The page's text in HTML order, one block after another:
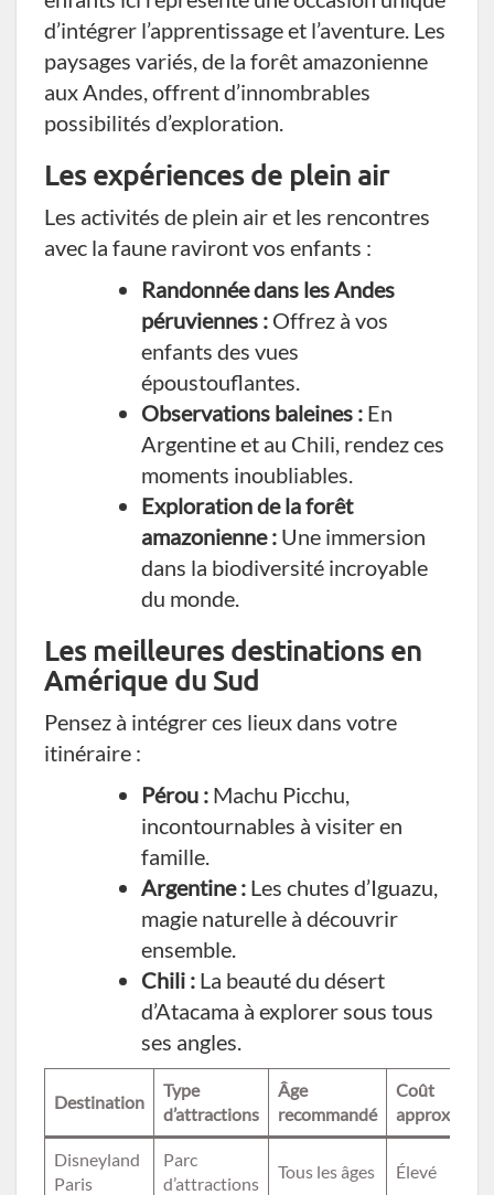
d’intégrer l’apprentissage et l’aventure. Les
paysages variés, de la forêt amazonienne
aux Andes, offrent d’innombrables
possibilités d’exploration.
Les expériences de plein air
Les activités de plein air et les rencontres
avec la faune raviront vos enfants :
Randonnée dans les Andes
péruviennes : Offrez à vos
enfants des vues
époustouflantes.
Observations baleines : En
Argentine et au Chili, rendez ces
moments inoubliables.
Exploration de la forêt
amazonienne : Une immersion
dans la biodiversité incroyable
du monde.
Les meilleures destinations en
Amérique du Sud
Pensez à intégrer ces lieux dans votre
itinéraire :
Pérou : Machu Picchu,
incontournables à visiter en
famille.
Argentine : Les chutes d’Iguazu,
magie naturelle à découvrir
ensemble.
Chili : La beauté du désert
d’Atacama à explorer sous tous
ses angles.
Destination
Type
d’attractions
Âge
recommandé
Coût
approximatif
Disneyland
Paris
Parc
d’attractions
Tous les âges Élevé